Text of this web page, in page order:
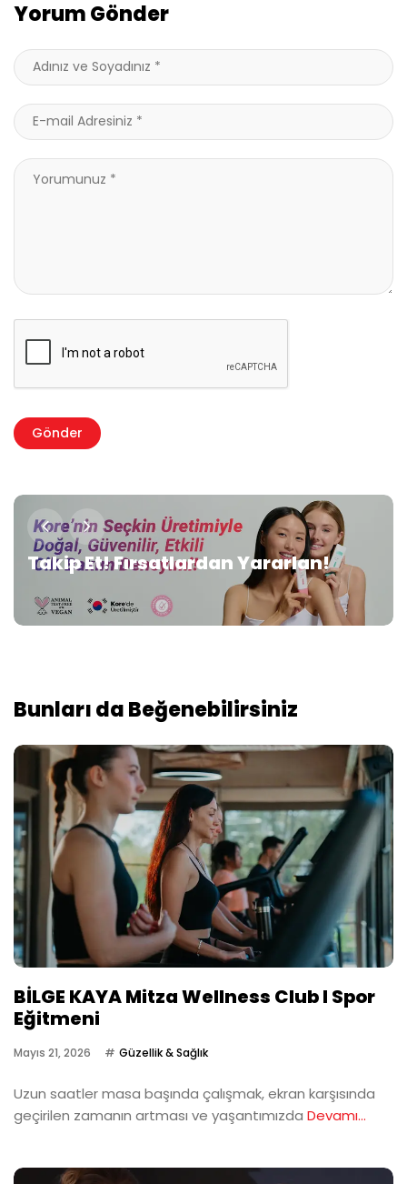
Yorum Gönder
Takip Et! Fırsatlardan Yararlan!
Bunları da Beğenebilirsiniz
BİLGE KAYA Mitza Wellness Club I Spor
Eğitmeni
Mayıs 21, 2026 Güzellik & Sağlık
Uzun saatler masa başında çalışmak, ekran karşısında
geçirilen zamanın artması ve yaşantımızda Devamı...